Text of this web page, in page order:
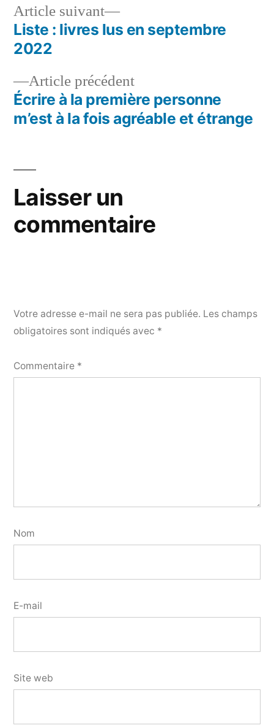
Navigation
l’article
Article précédentArticle
précédent :
Écrire à la première personne
m’est à la fois agréable et étrange
Article suivant
Article
suivant :
Liste : livres lus en septembre
2022
Laisser un
commentaire
Votre adresse e-mail ne sera pas publiée. Les champs
obligatoires sont indiqués avec *
Commentaire *
Nom
E-mail
Site web